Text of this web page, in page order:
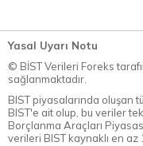
Yasal Uyarı Notu
© BİST Verileri Foreks
sağlanmaktadır.
BIST piyasalarında oluşan
BIST'e ait olup, bu veriler
Borçlanma Araçları
verileri BIST kaynaklı en